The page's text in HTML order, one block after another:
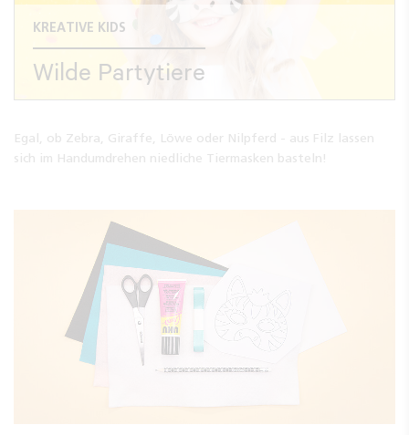
KREATIVE KIDS
Wilde Partytiere
Egal, ob Zebra, Giraffe, Löwe oder Nilpferd - aus Filz lassen
sich im Handumdrehen niedliche Tiermasken basteln!